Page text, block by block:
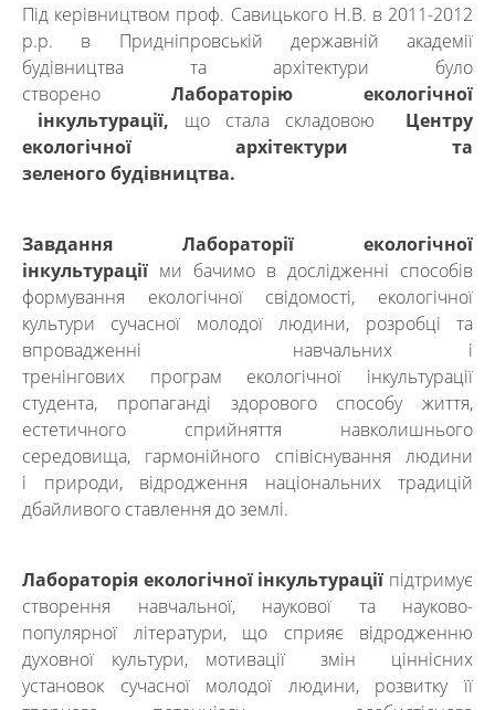
Під керівництвом проф. Савицького Н.В. в 2011-2012
р.р. в Придніпровській державній академії
будівництва та архітектури було
створено Лабораторію екологічної
інкультурації, що стала складовою Центру
екологічної архітектури та
зеленого будівництва.
Завдання Лабораторії
екологічної
інкультурації ми бачимо в дослідженні способів
формування екологічної свідомості, екологічної
культури сучасної молодої людини, розробці та
впровадженні навчальних і
тренінгових програм екологічної інкультурації
студента, пропаганді здорового способу життя,
естетичного сприйняття навколишнього
середовища, гармонійного співіснування людини
і природи, відродження національних традицій
дбайливого ставлення до землі.
Лабораторія екологічної інкультурації підтримує
створення навчальної, наукової та науково-
популярної літератури, що сприяє відродженню
духовної культури, мотивації змін ціннісних
установок сучасної молодої людини, розвитку її